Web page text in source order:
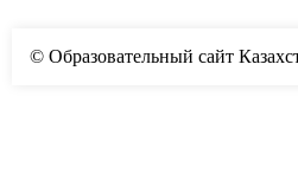
© Образовательный сайт